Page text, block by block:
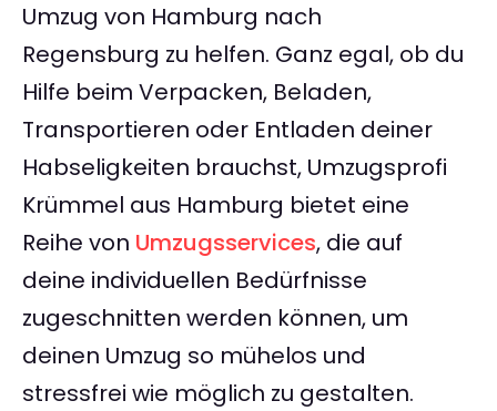
Umzug von Hamburg nach
Regensburg zu helfen. Ganz egal, ob du
Hilfe beim Verpacken, Beladen,
Transportieren oder Entladen deiner
Habseligkeiten brauchst, Umzugsprofi
Krümmel aus Hamburg bietet eine
Reihe von Umzugsservices, die auf
deine individuellen Bedürfnisse
zugeschnitten werden können, um
deinen Umzug so mühelos und
stressfrei wie möglich zu gestalten.